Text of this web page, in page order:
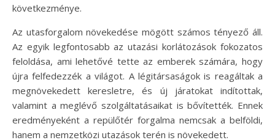
következménye.
Az utasforgalom növekedése mögött számos tényező áll.
Az egyik legfontosabb az utazási korlátozások fokozatos
feloldása, ami lehetővé tette az emberek számára, hogy
újra felfedezzék a világot. A légitársaságok is reagáltak a
megnövekedett keresletre, és új járatokat indítottak,
valamint a meglévő szolgáltatásaikat is bővítették. Ennek
eredményeként a repülőtér forgalma nemcsak a belföldi,
hanem a nemzetközi utazások terén is növekedett.